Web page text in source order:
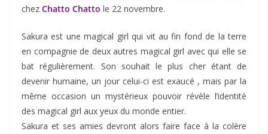
chez Chatto Chatto le 22 novembre.
Sakura est une magical girl qui vit au fin fond de la terre
en compagnie de deux autres magical girl avec qui elle se
bat régulièrement. Son souhait le plus cher étant de
devenir humaine, un jour celui-ci est exaucé , mais par la
même occasion un mystérieux pouvoir révèle l’identité
des magical girl aux yeux du monde entier.
Sakura et ses amies devront alors faire face à la colère